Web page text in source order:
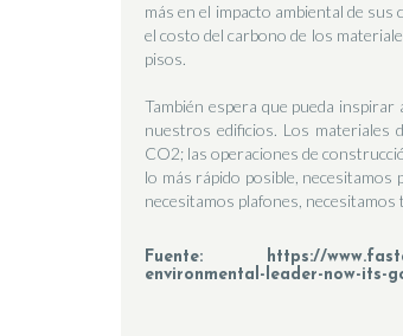
más en el impacto ambiental de
el costo del carbono de los
pisos.
También espera que pueda
nuestros edificios. Los materiales
CO2; las operaciones de
lo más rápido posible, necesitamos
necesitamos plafones,
Fuente: https://
environmental-leader-now-its-